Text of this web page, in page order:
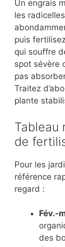
Un engrais
les
puis
qui souffre
spot sévère
pas
Traitez
plante
Tableau
de
Pour les
référence
regard :
Fév.-
des